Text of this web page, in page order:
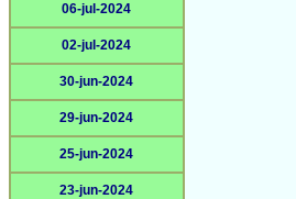
06-jul-2024
02-jul-2024
30-jun-2024
29-jun-2024
25-jun-2024
23-jun-2024